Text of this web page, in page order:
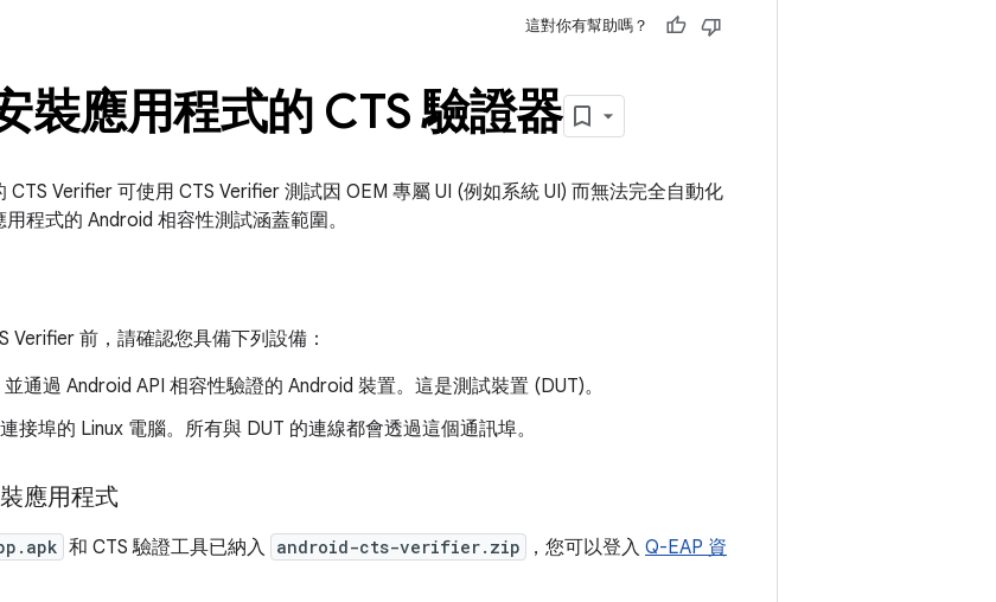
這對你有幫助嗎？
裝應用程式的 CTS 驗證器
Verifier 可使用 CTS Verifier 測試因 OEM 專屬 UI (例如系統 UI) 而無法完全自動化
程式的 Android 相容性測試涵蓋範圍。
Verifier 前，請確認您具備下列設備：
通過 Android API 相容性驗證的 Android 裝置。這是測試裝置 (DUT)。
接埠的 Linux 電腦。所有與 DUT 的連線都會透過這個通訊埠。
應用程式
和 CTS 驗證工具已納入 android-cts-verifier.zip ，您可以登入 Q-EAP 資